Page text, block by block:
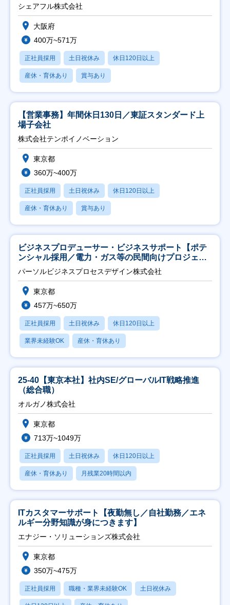
シェアフル株式会社
大阪府
400万~571万
正社員採用 土日祝休み 休日120日以上
産休・育休あり 賞与あり
【営業事務】年間休日130日／東証スタンダード上
場子会社
株式会社テンポイノベーション
東京都
360万~400万
正社員採用 土日祝休み 休日120日以上
産休・育休あり 賞与あり
ビジネスプロデューサー・ビジネスサポート【ポテ
ンシャル採用／電力・ガス等の民間向けプロジェク
ト推進】
パーソルビジネスプロセスデザイン株式会社
東京都
457万~650万
正社員採用 土日祝休み 休日120日以上
業界未経験OK 産休・育休あり
25-40【東京本社】社内SE/グローバルIT戦略推進
（総合職）
オルガノ株式会社
東京都
713万~1049万
正社員採用 土日祝休み 休日120日以上
産休・育休あり 月残業20時間以内
ITカスタマーサポート【夜勤無し／自社勤務／エネ
ルギー分野知識が身につきます】
エナジー・ソリューションズ株式会社
東京都
350万~475万
正社員採用 職種・業界未経験OK 土日祝休み